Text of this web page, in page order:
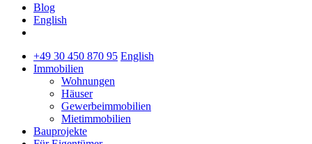
Blog
English
+49 30 450 870 95 English
Immobilien
Wohnungen
Häuser
Gewerbeimmobilien
Mietimmobilien
Bauprojekte